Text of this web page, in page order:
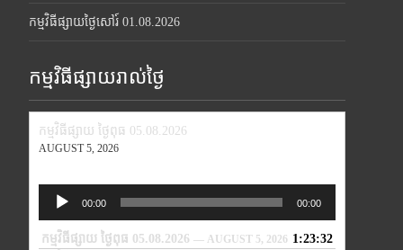
កម្មវិធីផ្សាយថ្ងៃសៅរ៍ 01.08.2026
កម្មវិធីផ្សាយរាល់ថ្ងៃ
កម្មវិធីផ្សាយ ថ្ងៃពុធ 05.08.2026
AUGUST 5, 2026
Audio
Player
00:00 00:00
កម្មវិធីផ្សាយ ថ្ងៃពុធ 05.08.2026 — AUGUST 5, 2026 1:23:32